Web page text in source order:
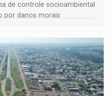
de controle socioambiental
por danos morais